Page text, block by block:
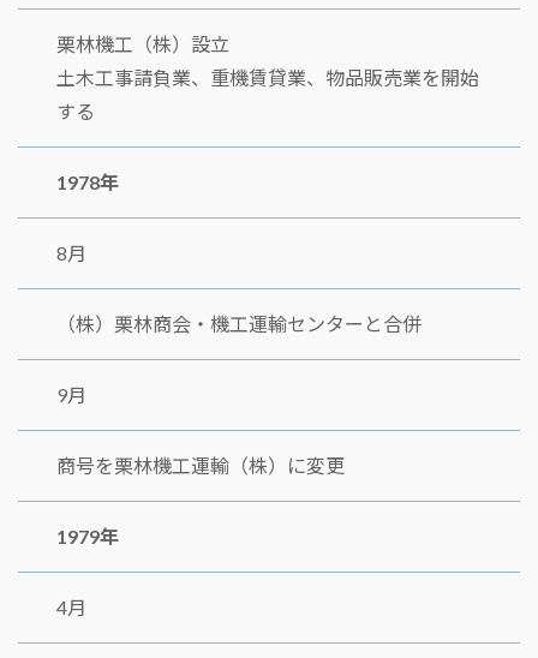
栗林機工（株）設立
土木工事請負業、重機賃貸業、物品販売業を開始
する
1978年
8月
（株）栗林商会・機工運輸センターと合併
9月
商号を栗林機工運輸（株）に変更
1979年
4月